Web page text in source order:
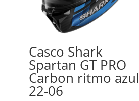
Casco Shark
Spartan GT PRO
Carbon ritmo azul
22-06